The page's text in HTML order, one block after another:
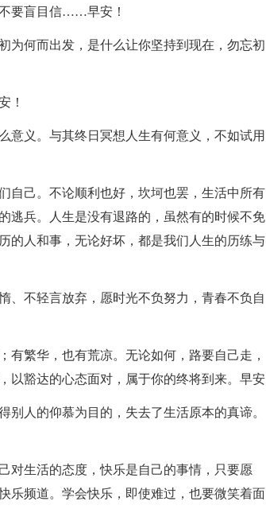
要盲目信……早安！
为何而出发，是什么让你坚持到现在，勿忘初
！
意义。与其终日冥想人生有何意义，不如试用
自己。不论顺利也好，坎坷也罢，生活中所有
逃兵。人生是没有退路的，虽然有的时候不免
的人和事，无论好坏，都是我们人生的历练与
、不轻言放弃，愿时光不负努力，青春不负自
有繁华，也有荒凉。无论如何，路要自己走，
以豁达的心态面对，属于你的终将到来。早安
人的仰慕为目的，失去了生活原本的真谛。
对生活的态度，快乐是自己的事情，只要愿
乐频道。学会快乐，即使难过，也要微笑着面